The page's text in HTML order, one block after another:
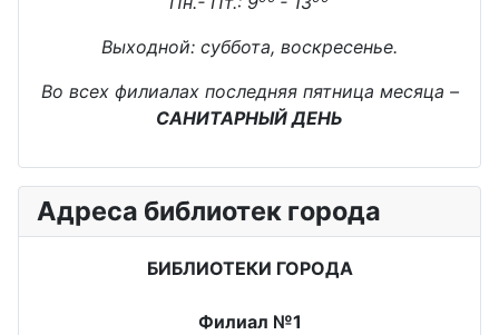
Выходной: суббота, воскресенье.
Во всех филиалах последняя пятница месяца –
САНИТАРНЫЙ ДЕНЬ
Адреса библиотек города
БИБЛИОТЕКИ ГОРОДА
Филиал №1